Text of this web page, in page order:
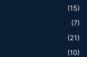
(15)
(7)
(21)
(10)